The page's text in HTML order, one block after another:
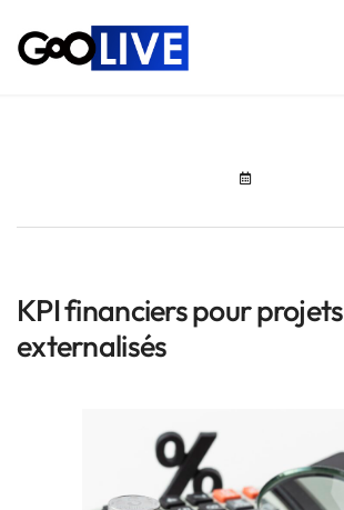
KPI financiers pour projets
externalisés